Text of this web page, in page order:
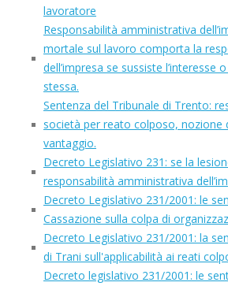
lavoratore
Responsabilità amministrativa
mortale sul lavoro comporta la
dell’impresa se sussiste l’interesse
stessa.
Sentenza del Tribunale di Trento:
società per reato colposo, nozione
vantaggio.
Decreto Legislativo 231: se la
responsabilità amministrativa
Decreto Legislativo 231/2001: le
Cassazione sulla colpa di
Decreto Legislativo 231/2001: la
di Trani sull'applicabilità ai reati
Decreto legislativo 231/2001: le